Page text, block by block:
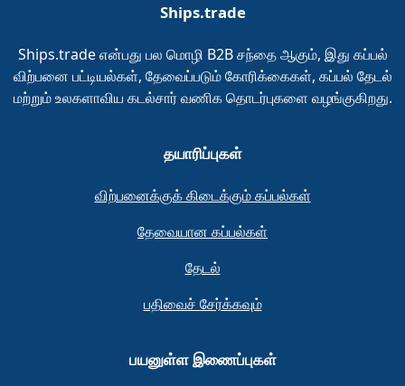
Ships.trade
Ships.trade என்பது பல மொழி B2B சந்தை ஆகும், இது கப்பல்
விற்பனை பட்டியல்கள், தேவைப்படும் கோரிக்கைகள், கப்பல் தேடல்
மற்றும் உலகளாவிய கடல்சார் வணிக தொடர்புகளை வழங்குகிறது.
தயாரிப்புகள்
விற்பனைக்குக் கிடைக்கும் கப்பல்கள்
தேவையான கப்பல்கள்
தேடல்
பதிவைச் சேர்க்கவும்
பயனுள்ள இணைப்புகள்